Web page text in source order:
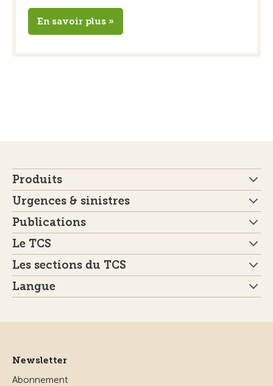
En savoir plus »
Produits
Urgences & sinistres
Publications
Le TCS
Les sections du TCS
Langue
Newsletter
Abonnement